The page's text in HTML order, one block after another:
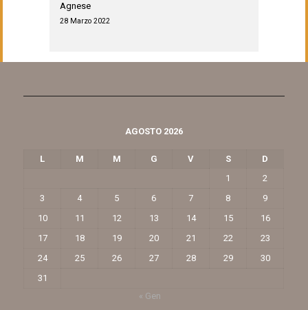
Agnese
28 Marzo 2022
AGOSTO 2026
L M M G V S
D
1
2
3
4 5 6 7 8
9
10
11 12 13 14 15
16
17
18 19 20 21 22
23
24
25 26 27 28 29
30
31
« Gen